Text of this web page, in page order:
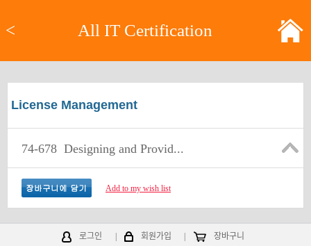
< All IT Certification
License Management
74-678 Designing and Provid...
Add to my wish list
로그인 회원가입 장바구니